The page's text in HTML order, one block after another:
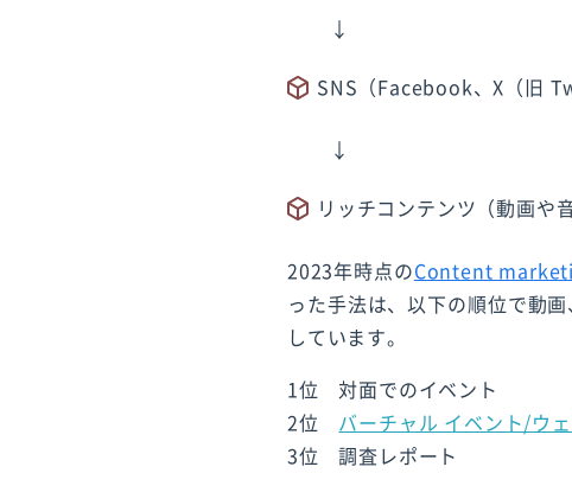
↓
SNS（Facebook、X（旧
↓
リッチコンテンツ（動画や
2023年時点のContent
った手法は、以下の順位で動
しています。
1位 対面でのイベント
2位 バーチャル イベント/ウ
3位 調査レポート